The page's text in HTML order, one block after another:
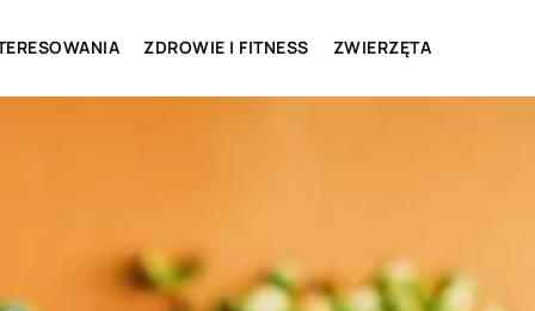
ZDROWIE I FITNESS ZWIERZĘTA